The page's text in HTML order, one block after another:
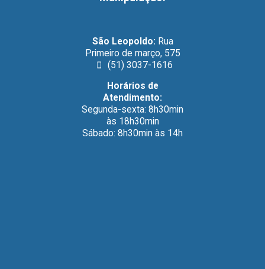
São Leopoldo: Rua
Primeiro de março, 575
(51) 3037-1616
Horários de
Atendimento:
Segunda-sexta: 8h30min
às 18h30min
Sábado: 8h30min às 14h